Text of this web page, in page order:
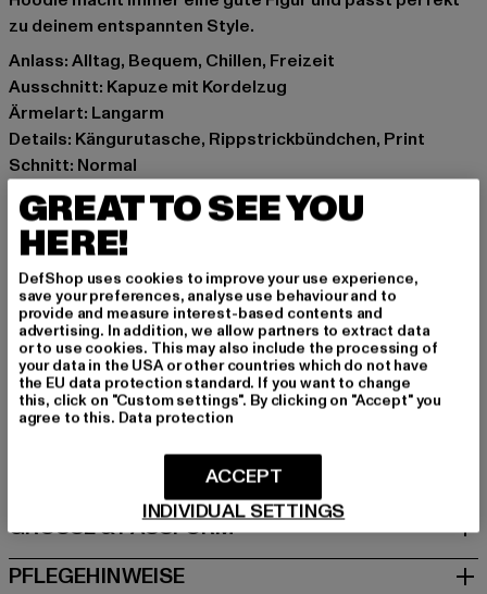
zu deinem entspannten Style.
Anlass: Alltag, Bequem, Chillen, Freizeit
Ausschnitt: Kapuze mit Kordelzug
Ärmelart: Langarm
Details: Kängurutasche, Rippstrickbündchen, Print
Schnitt: Normal
Marke: Only & Sons
Kat.: Hoodies
Farbe: schwarz
Hersteller Farbe: black
Materialzusammensetzung: 55% Baumwolle, 45%
Polyester
Art.Nr: 22023658-00007
Hersteller: Bestseller Textilhandels GmbH |
hamburg@bestseller.com
Modering 1,Haus A | 22457 Hamburg | DE
GRÖSSE & PASSFORM
PFLEGEHINWEISE
GREAT TO SEE YOU
HERE!
DefShop uses cookies to improve your use experience,
save your preferences, analyse use behaviour and to
provide and measure interest-based contents and
advertising. In addition, we allow partners to extract data
or to use cookies. This may also include the processing of
your data in the USA or other countries which do not have
the EU data protection standard. If you want to change
this, click on "Custom settings". By clicking on "Accept" you
agree to this. Data protection
INDIVIDUAL SETTINGS
ACCEPT